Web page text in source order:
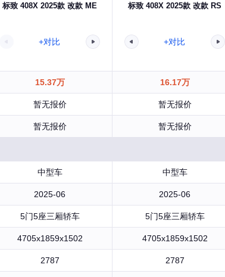
标致 408X 2025款 改款 ME
+对比
标致 408X 2025款 改款 RS
+对比
15.37万 16.17万
暂无报价 暂无报价
暂无报价 暂无报价
中型车 中型车
2025-06 2025-06
5门5座三厢轿车 5门5座三厢轿车
4705x1859x1502 4705x1859x1502
2787 2787